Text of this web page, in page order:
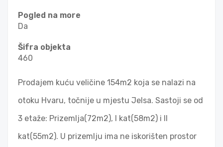
Pogled na more
Da
Šifra objekta
460
Prodajem kuću veličine 154m2 koja se nalazi na
otoku Hvaru, točnije u mjestu Jelsa. Sastoji se od
3 etaže: Prizemlja(72m2), I kat(58m2) i II
kat(55m2). U prizemlju ima ne iskorišten prostor